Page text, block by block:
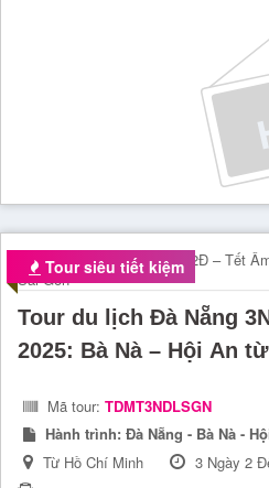
Tour siêu tiết kiệm
Tour du lịch Đà Nẵng
2025: Bà Nà – Hội An
Mã tour: TDMT3NDLSGN
Hành trình: Đà Nẵng - Bà Nà -
Từ Hồ Chí Minh
3 Ngày 2